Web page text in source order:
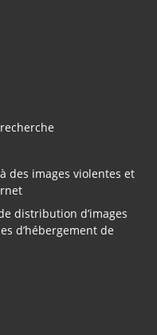
des images violentes et
distribution d’images
d’hébergement de